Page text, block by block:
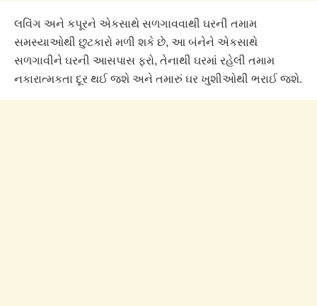
લવિંગ અને કપૂરને એકસાથે સળગાવવાથી ઘરની તમામ
સમસ્યાઓથી છુટકારો મળી શકે છે, આ બંનેને એકસાથે
સળગાવીને ઘરની આસપાસ ફરો, તેનાથી ઘરમાં રહેલી તમામ
નકારાત્મકતા દૂર થઈ જશે અને તમારું ઘર ખુશીઓથી ભરાઈ જશે.